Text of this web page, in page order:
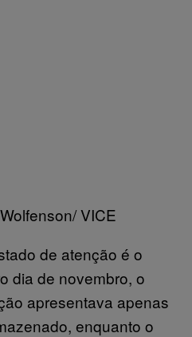
VICE
de atenção é o
dia de novembro, o
apresentava apenas
enquanto o